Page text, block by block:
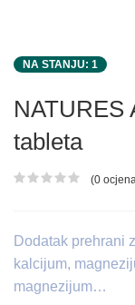
NA STANJU: 1
NATURES
tableta
Ocjena proizvoda
(0
Dodatak prehrani
kalcijum,
magnezijum…